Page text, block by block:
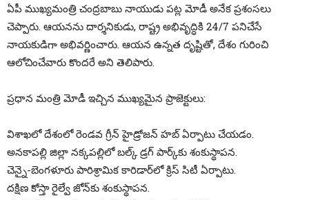
ఏపీ ముఖ్య‌మంత్రి చంద్ర‌బాబు నాయుడు ప‌ట్ల మోడీ అనేక ప్రశంసలు
చెప్పారు. ఆయ‌నను దార్శ‌నికుడు, రాష్ట్ర అభివృద్ధికి 24/7 పనిచేసే
నాయకుడిగా అభివర్ణించారు. ఆయ‌న ఉన్నత దృష్టితో, దేశం గురించి
ఆలోచించేవారు కొందరే అని తెలిపారు.
ప్రధాన మంత్రి మోడీ ఇచ్చిన ముఖ్యమైన ప్రాజెక్టులు:
విశాఖలో దేశంలో రెండవ గ్రీన్ హైడ్రోజన్ హబ్‌ ఏర్పాటు చేయడం.
అనకాపల్లి జిల్లా నక్కపల్లిలో బల్క్ డ్రగ్ పార్క్‌కు శంకుస్థాపన.
చెన్నై-బెంగళూరు పారిశ్రామిక కారిడార్‌లో క్రిస్‌ సిటీ ఏర్పాటు.
దక్షిణ కోస్తా రైల్వే జోన్‌కు శంకుస్థాపన.